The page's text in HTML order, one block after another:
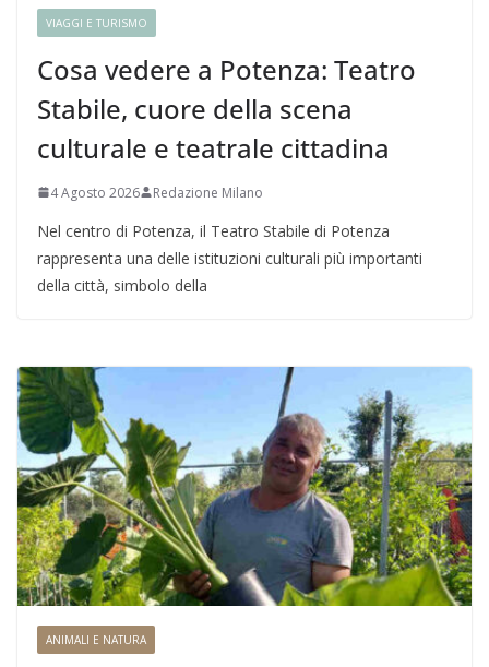
VIAGGI E TURISMO
Cosa vedere a Potenza: Teatro
Stabile, cuore della scena
culturale e teatrale cittadina
4 Agosto 2026 Redazione Milano
Nel centro di Potenza, il Teatro Stabile di Potenza
rappresenta una delle istituzioni culturali più importanti
della città, simbolo della
ANIMALI E NATURA